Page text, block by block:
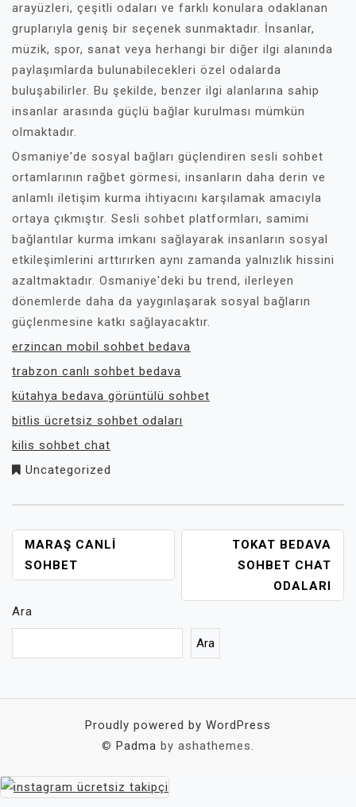
arayüzleri, çeşitli odaları ve farklı konulara odaklanan
gruplarıyla geniş bir seçenek sunmaktadır. İnsanlar,
müzik, spor, sanat veya herhangi bir diğer ilgi alanında
paylaşımlarda bulunabilecekleri özel odalarda
buluşabilirler. Bu şekilde, benzer ilgi alanlarına sahip
insanlar arasında güçlü bağlar kurulması mümkün
olmaktadır.
Osmaniye'de sosyal bağları güçlendiren sesli sohbet
ortamlarının rağbet görmesi, insanların daha derin ve
anlamlı iletişim kurma ihtiyacını karşılamak amacıyla
ortaya çıkmıştır. Sesli sohbet platformları, samimi
bağlantılar kurma imkanı sağlayarak insanların sosyal
etkileşimlerini arttırırken aynı zamanda yalnızlık hissini
azaltmaktadır. Osmaniye'deki bu trend, ilerleyen
dönemlerde daha da yaygınlaşarak sosyal bağların
güçlenmesine katkı sağlayacaktır.
erzincan mobil sohbet bedava
trabzon canlı sohbet bedava
kütahya bedava görüntülü sohbet
bitlis ücretsiz sohbet odaları
kilis sohbet chat
Uncategorized
YAZI
GEZINMESI
MARAŞ CANLI
SOHBET
TOKAT BEDAVA
SOHBET CHAT
ODALARI
Ara
Ara
Proudly powered by WordPress
© Padma by ashathemes.